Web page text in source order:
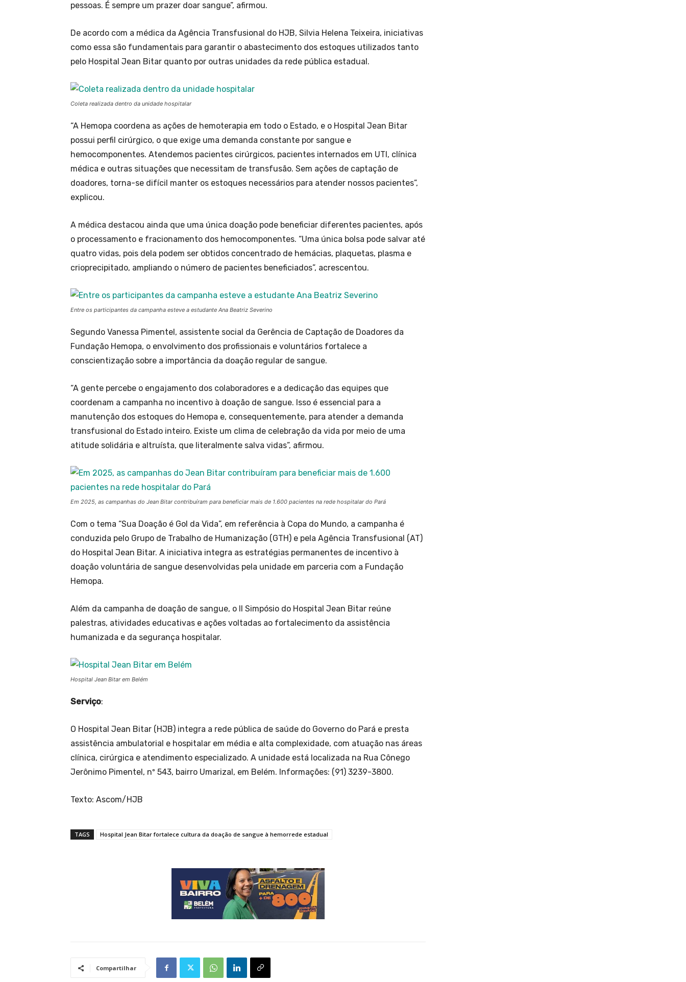
pessoas. É sempre um prazer doar sangue”, afirmou.
De acordo com a médica da Agência Transfusional do HJB, Silvia Helena Teixeira, iniciativas
como essa são fundamentais para garantir o abastecimento dos estoques utilizados tanto
pelo Hospital Jean Bitar quanto por outras unidades da rede pública estadual.
Coleta realizada dentro da unidade hospitalar
“A Hemopa coordena as ações de hemoterapia em todo o Estado, e o Hospital Jean Bitar
possui perfil cirúrgico, o que exige uma demanda constante por sangue e
hemocomponentes. Atendemos pacientes cirúrgicos, pacientes internados em UTI, clínica
médica e outras situações que necessitam de transfusão. Sem ações de captação de
doadores, torna-se difícil manter os estoques necessários para atender nossos pacientes”,
explicou.
A médica destacou ainda que uma única doação pode beneficiar diferentes pacientes, após
o processamento e fracionamento dos hemocomponentes. “Uma única bolsa pode salvar até
quatro vidas, pois dela podem ser obtidos concentrado de hemácias, plaquetas, plasma e
crioprecipitado, ampliando o número de pacientes beneficiados”, acrescentou.
Entre os participantes da campanha esteve a estudante Ana Beatriz Severino
Segundo Vanessa Pimentel, assistente social da Gerência de Captação de Doadores da
Fundação Hemopa, o envolvimento dos profissionais e voluntários fortalece a
conscientização sobre a importância da doação regular de sangue.
“A gente percebe o engajamento dos colaboradores e a dedicação das equipes que
coordenam a campanha no incentivo à doação de sangue. Isso é essencial para a
manutenção dos estoques do Hemopa e, consequentemente, para atender a demanda
transfusional do Estado inteiro. Existe um clima de celebração da vida por meio de uma
atitude solidária e altruísta, que literalmente salva vidas”, afirmou.
Em 2025, as campanhas do Jean Bitar contribuíram para beneficiar mais de 1.600 pacientes na rede hospitalar do Pará
Com o tema “Sua Doação é Gol da Vida”, em referência à Copa do Mundo, a campanha é
conduzida pelo Grupo de Trabalho de Humanização (GTH) e pela Agência Transfusional (AT)
do Hospital Jean Bitar. A iniciativa integra as estratégias permanentes de incentivo à
doação voluntária de sangue desenvolvidas pela unidade em parceria com a Fundação
Hemopa.
Além da campanha de doação de sangue, o II Simpósio do Hospital Jean Bitar reúne
palestras, atividades educativas e ações voltadas ao fortalecimento da assistência
humanizada e da segurança hospitalar.
Hospital Jean Bitar em Belém
Serviço:
O Hospital Jean Bitar (HJB) integra a rede pública de saúde do Governo do Pará e presta
assistência ambulatorial e hospitalar em média e alta complexidade, com atuação nas áreas
clínica, cirúrgica e atendimento especializado. A unidade está localizada na Rua Cônego
Jerônimo Pimentel, nº 543, bairro Umarizal, em Belém. Informações: (91) 3239-3800.
Texto: Ascom/HJB
TAGS Hospital Jean Bitar fortalece cultura da doação de sangue à hemorrede estadual
Compartilhar